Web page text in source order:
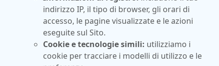
indirizzo IP, il tipo di browser, gli orari di
accesso, le pagine visualizzate e le azioni
eseguite sul Sito.
Cookie e tecnologie simili: utilizziamo i
cookie per tracciare i modelli di utilizzo e le